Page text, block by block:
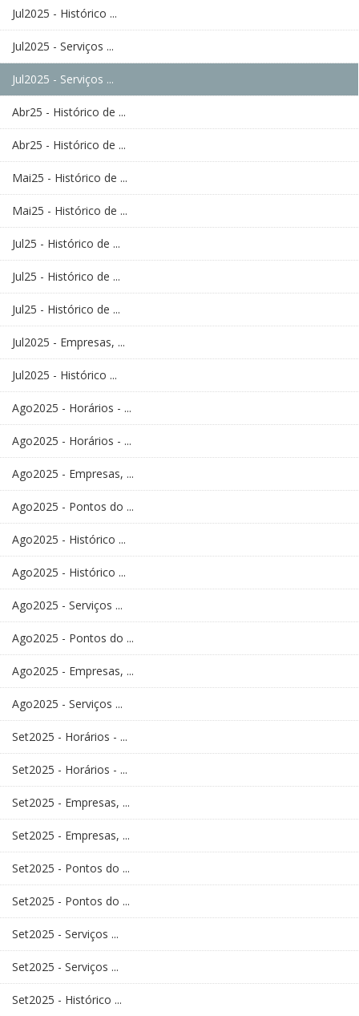
Jul2025 - Histórico ...
Jul2025 - Serviços ...
Jul2025 - Serviços ...
Abr25 - Histórico de ...
Abr25 - Histórico de ...
Mai25 - Histórico de ...
Mai25 - Histórico de ...
Jul25 - Histórico de ...
Jul25 - Histórico de ...
Jul25 - Histórico de ...
Jul2025 - Empresas, ...
Jul2025 - Histórico ...
Ago2025 - Horários - ...
Ago2025 - Horários - ...
Ago2025 - Empresas, ...
Ago2025 - Pontos do ...
Ago2025 - Histórico ...
Ago2025 - Histórico ...
Ago2025 - Serviços ...
Ago2025 - Pontos do ...
Ago2025 - Empresas, ...
Ago2025 - Serviços ...
Set2025 - Horários - ...
Set2025 - Horários - ...
Set2025 - Empresas, ...
Set2025 - Empresas, ...
Set2025 - Pontos do ...
Set2025 - Pontos do ...
Set2025 - Serviços ...
Set2025 - Serviços ...
Set2025 - Histórico ...